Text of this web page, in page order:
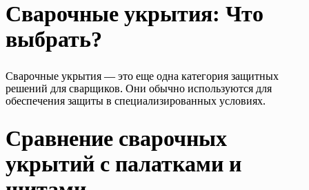
Сварочные укрытия: Что
выбрать?
Сварочные укрытия — это еще одна категория защитных
решений для сварщиков. Они обычно используются для
обеспечения защиты в специализированных условиях.
Сравнение сварочных
укрытий с палатками и